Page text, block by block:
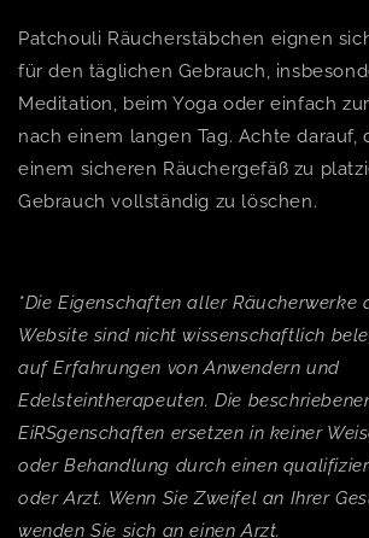
Patchouli Räucherstäbchen eignen
für den täglichen Gebrauch,
Meditation, beim Yoga oder einfach
nach einem langen Tag. Achte darauf,
einem sicheren Räuchergefäß zu
Gebrauch vollständig zu löschen.
*Die Eigenschaften aller Räucherwerke
Website sind nicht wissenschaftlich
auf Erfahrungen von Anwendern und
Edelsteintherapeuten. Die
EiRSgenschaften ersetzen in keiner
oder Behandlung durch einen
oder Arzt. Wenn Sie Zweifel an Ihrer
wenden Sie sich an einen Arzt.